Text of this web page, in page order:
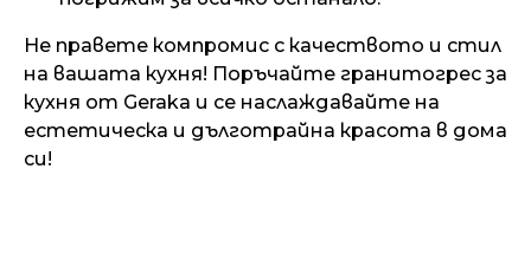
Не правете компромис с качеството и стил
на вашата кухня! Поръчайте гранитогрес за
кухня от Geraka и се наслаждавайте на
естетическа и дълготрайна красота в дома
си!